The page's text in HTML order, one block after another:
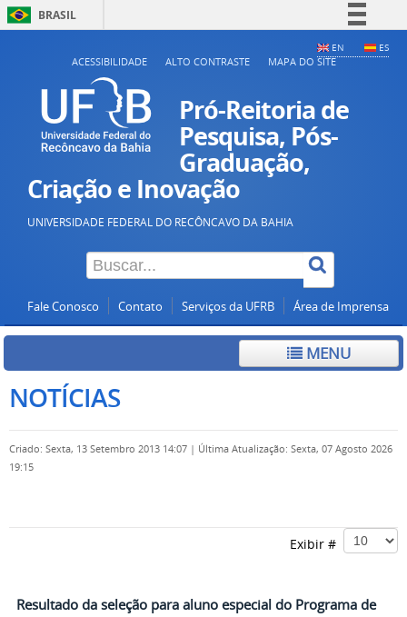
BRASIL
Simplifique!
Participe
Acesso à informação
Legislação
Canais
EN ES
ACESSIBILIDADE ALTO CONTRASTE MAPA DO SITE
Pró-Reitoria de
Pesquisa, Pós-
Graduação,
Criação e Inovação
UNIVERSIDADE FEDERAL DO RECÔNCAVO DA BAHIA
Fale Conosco Contato Serviços da UFRB Área de Imprensa
MENU
NOTÍCIAS
Criado: Sexta, 13 Setembro 2013 14:07 | Última Atualização: Sexta, 07 Agosto 2026
19:15
Exibir #
Resultado da seleção para aluno especial do Programa de